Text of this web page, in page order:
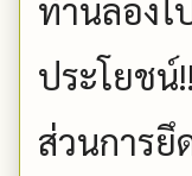
ท่านลองไ
ประโยชน์
ส่วนการยึ